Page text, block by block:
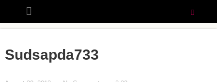
Sudsapda733